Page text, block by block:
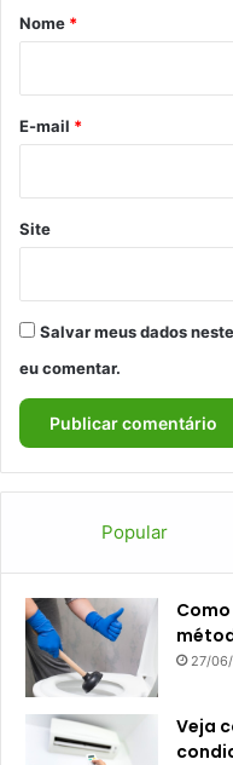
r
*
Nome *
E-mail *
Site
Salvar meus dados
eu comentar.
Popular
27/
Veja